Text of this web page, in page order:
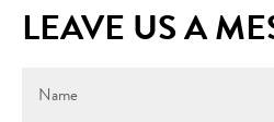
LEAVE US A